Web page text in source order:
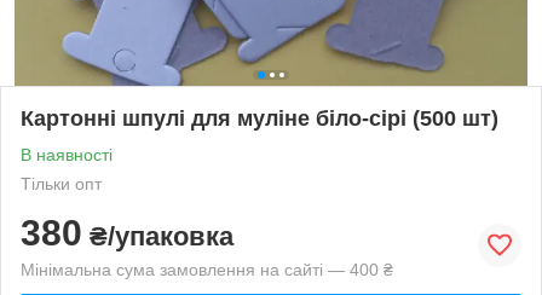
Картонні шпулі для муліне біло-сірі (500 шт)
В наявності
Тільки опт
380 ₴/упаковка
Мінімальна сума замовлення на сайті — 400 ₴